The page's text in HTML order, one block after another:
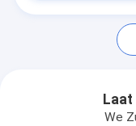
Laat
We